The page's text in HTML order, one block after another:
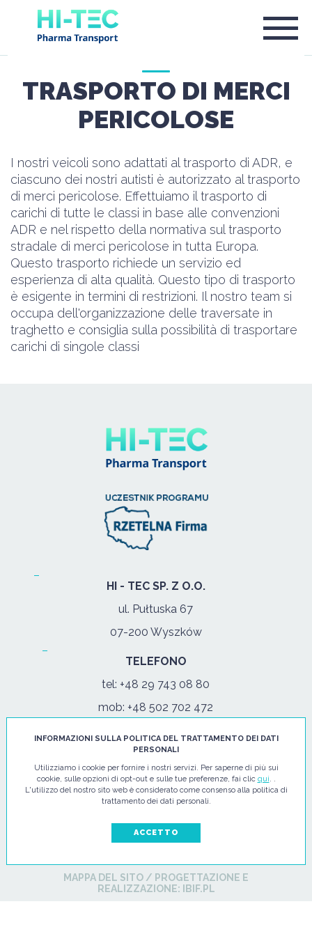
TRASPORTO DI MERCI
PERICOLOSE
I nostri veicoli sono adattati al trasporto di ADR, e
ciascuno dei nostri autisti è autorizzato al trasporto
di merci pericolose. Effettuiamo il trasporto di
carichi di tutte le classi in base alle convenzioni
ADR e nel rispetto della normativa sul trasporto
stradale di merci pericolose in tutta Europa.
Questo trasporto richiede un servizio ed
esperienza di alta qualità. Questo tipo di trasporto
è esigente in termini di restrizioni. Il nostro team si
occupa dell'organizzazione delle traversate in
traghetto e consiglia sulla possibilità di trasportare
carichi di singole classi
HI - TEC SP. Z O.O.
ul. Pułtuska 67
07-200 Wyszków
TELEFONO
tel: +48 29 743 08 80
mob: +48 502 702 472
Lun - Venerdì: 08:00-17:00
E-MAIL
info@hi-tec24.pl
MAPPA DEL SITO / PROGETTAZIONE E
REALIZZAZIONE: IBIF.PL
INFORMAZIONI SULLA POLITICA DEL TRATTAMENTO DEI DATI
PERSONALI
Utilizziamo i cookie per fornire i nostri servizi. Per saperne di più sui
cookie, sulle opzioni di opt-out e sulle tue preferenze, fai clic qui. .
L'utilizzo del nostro sito web è considerato come consenso alla politica di
trattamento dei dati personali.
ACCETTO